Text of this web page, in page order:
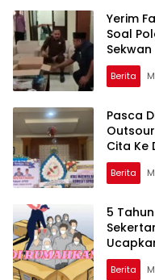
Yerim
Soal
Sekwan
Berita
Pasca
Cita Ke
Berita
5
DPRD TTS
Berita